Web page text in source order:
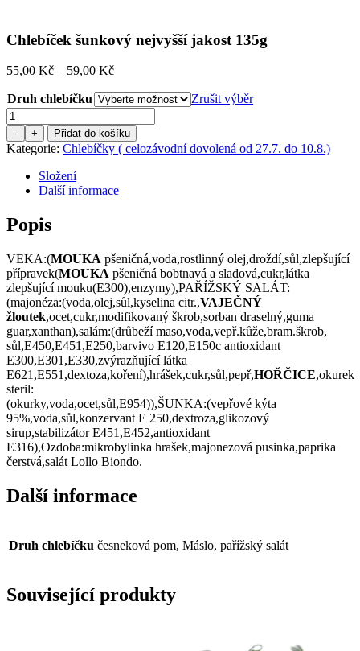
Chlebíček šunkový nejvyšší jakost 135g
55,00 Kč – 59,00 KčPrice
55,00 Kč
through
59,00 Kč
Druh chlebíčku
Zrušit výběr
Množství
– + Přidat do košíku
Kategorie: Chlebíčky ( celozávodní dovolená od 27.7. do 10.8.)
Složení
Další informace
Popis
VEKA:(MOUKA pšeničná,voda,rostlinný olej,droždí,sůl,zlepšující
přípravek(MOUKA pšeničná bobtnavá a sladová,cukr,látka
zlepšující mouku(E300),enzymy),PAŘÍŽSKÝ SALÁT:
(majonéza:(voda,olej,sůl,kyselina citr.,VAJEČNÝ
žloutek,ocet,cukr,modifikovaný škrob,sorban draselný,guma
guar,xanthan),salám:(drůbeží maso,voda,vepř.kůže,bram.škrob,
sůl,E450,E451,E250,barvivo E120,E150c antioxidant
E300,E301,E330,zvýrazňující látka
E621,E551,dextoza,koření),hrášek,cukr,sůl,pepř,HOŘČICE,okurek
steril:
(okurky,voda,ocet,sůl,E954)),ŠUNKA:(vepřové kýta
95%,voda,sůl,konzervant E 250,dextroza,glikozový
sirup,stabilizátor E451,E452,antioxidant
E316),Ozdoba:mikrobylinka hrašek,majonezová pusinka,paprika
čerstvá,salát Lollo Biondo.
Další informace
Druh chlebíčku česneková pom, Máslo, pařížský salát
Související produkty